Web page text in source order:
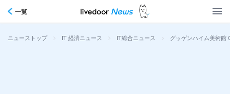
一覧
ニューストップ > IT 経済ニュース > IT総合ニュース > グッゲンハイム美術館